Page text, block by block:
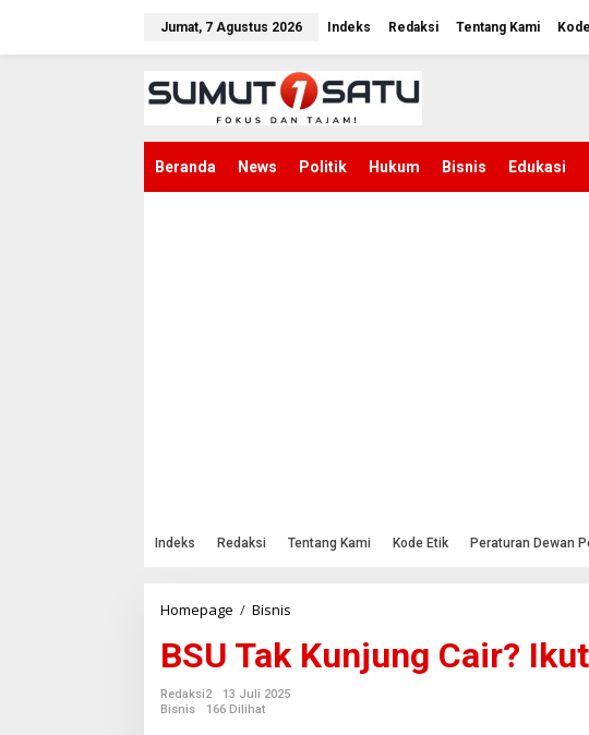
Jumat, 7 Agustus 2026 Indeks Redaksi Tentang Kami
Beranda News Politik Hukum Bisnis Edukasi
Indeks Redaksi Tentang Kami Kode Etik Peraturan Dewan
Homepage / Bisnis
T
BSU Tak Kunjung Cair?
Redaksi2
13 Juli 2025
Bisnis
166 Dilihat